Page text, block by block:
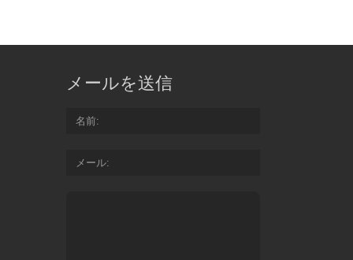
メールを送信
名前
メール